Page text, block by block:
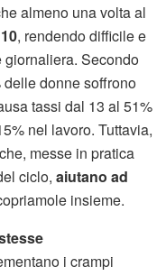
almeno una volta al
, rendendo difficile e
Secondo
donne soffrono
tassi dal 13 al 51%
nel lavoro. Tuttavia,
che, messe in pratica
ciclo, aiutano ad
insieme.
i crampi